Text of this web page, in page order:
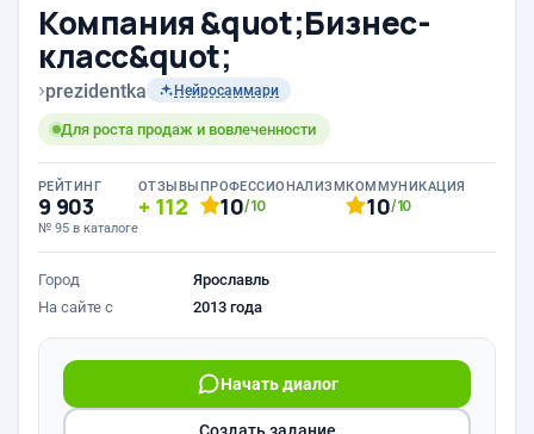
Компания &quot;Бизнес-
класс&quot;
›prezidentka Нейросаммари
Для роста продаж и вовлеченности
РЕЙТИНГ
9 903
№ 95 в каталоге
ОТЗЫВЫ
112
ПРОФЕССИОНАЛИЗМ
10/10
КОММУНИКАЦИЯ
10/10
Город
Ярославль
На сайте с
2013 года
Начать диалог
Создать задание